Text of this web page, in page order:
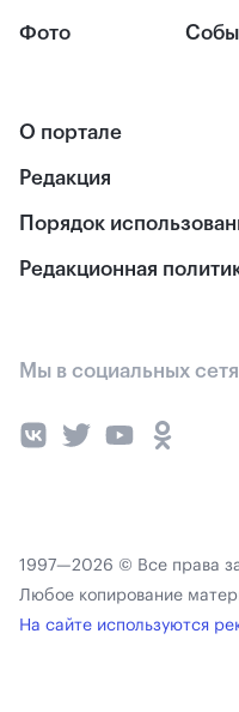
Фото
О портале
Редакция
Порядок
Редакционная
Мы в социальных
1997—2026 © Все права
Любое копирование
На сайте используются